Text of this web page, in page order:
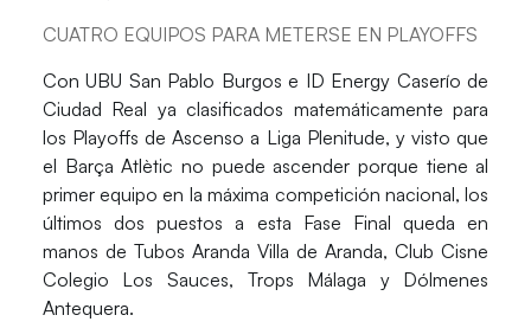
CUATRO EQUIPOS PARA METERSE EN PLAYOFFS
ConUBU San Pablo Burgos e ID Energy Caserío de
Ciudad Real ya clasificados matemáticamente para
los Playoffs de Ascenso a Liga Plenitude, y visto que
el Barça Atlètic no puede ascender porque tiene al
primer equipo en la máxima competición nacional, los
últimos dos puestos a esta Fase Final queda en
manos de Tubos Aranda Villa de Aranda,Club Cisne
Colegio Los Sauces, Trops Málaga y Dólmenes
Antequera.